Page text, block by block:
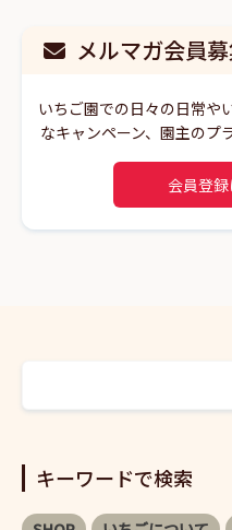
メルマガ会員
いちご園での日々の日常や
なキャンペーン、園主のプ
会員登
キーワードで検索